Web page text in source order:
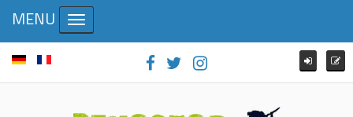
MENU Toggle navigation